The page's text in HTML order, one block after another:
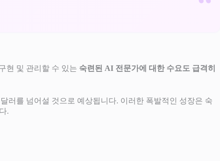
현 및 관리할 수 있는 숙련된 AI 전문가에 대한 수요도 급격히
러를 넘어설 것으로 예상됩니다. 이러한 폭발적인 성장은 숙
.